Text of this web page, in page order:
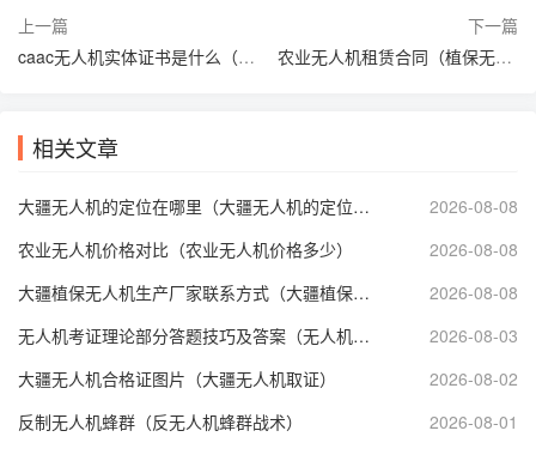
上一篇
caac无人机实体证书是什么（caac 无人机）
下一篇
农业无人机租赁合同（植保无人机租赁合同）
相关文章
大疆无人机的定位在哪里（大疆无人机的定位在哪里打开）
2026-08-08
农业无人机价格对比（农业无人机价格多少）
2026-08-08
大疆植保无人机生产厂家联系方式（大疆植保无人机售后服务电话）
2026-08-08
无人机考证理论部分答题技巧及答案（无人机理论考试技巧）
2026-08-03
大疆无人机合格证图片（大疆无人机取证）
2026-08-02
反制无人机蜂群（反无人机蜂群战术）
2026-08-01